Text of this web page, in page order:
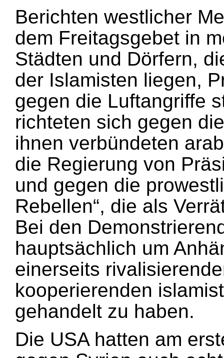
Berichten westlicher
dem Freitagsgebet in
Städten und Dörfern,
der Islamisten liegen,
gegen die Luftangriffe
richteten sich gegen
ihnen verbündeten
die Regierung von
und gegen die
Rebellen“, die als
Bei den
hauptsächlich um
einerseits
kooperierenden
gehandelt zu haben.
Die USA hatten am